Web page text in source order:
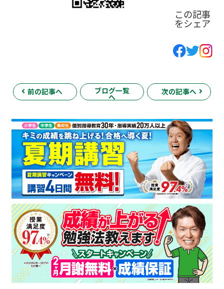
ペ
ー
ジ
この記事
をシェア
前の記事へ ブログ一覧
へ
次の記事へ